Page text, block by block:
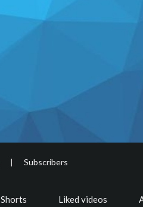
| Subscribers
Shorts Liked videos